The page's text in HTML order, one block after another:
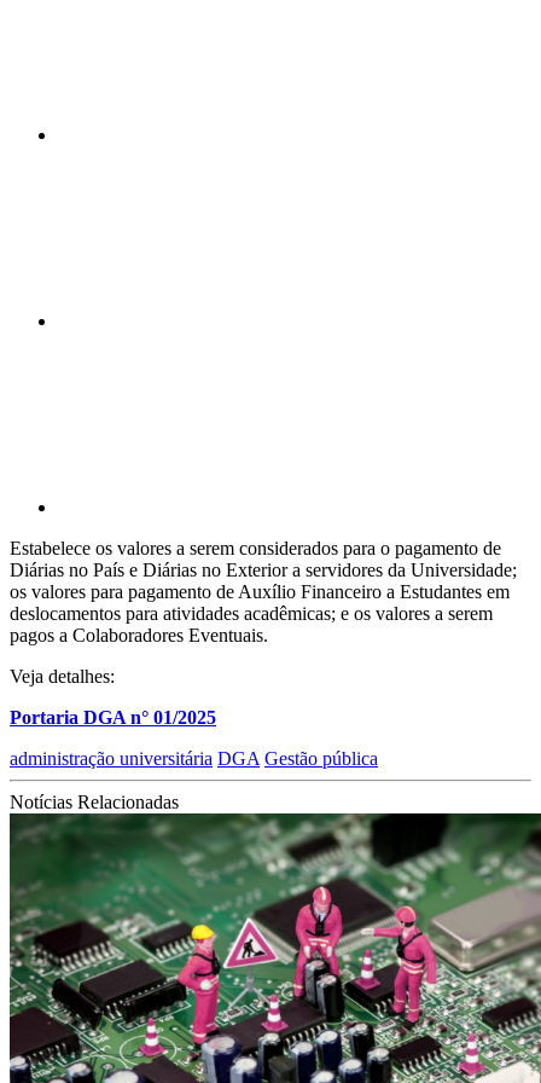
Estabelece os valores a serem considerados para o pagamento de
Diárias no País e Diárias no Exterior a servidores da Universidade;
os valores para pagamento de Auxílio Financeiro a Estudantes em
deslocamentos para atividades acadêmicas; e os valores a serem
pagos a Colaboradores Eventuais.
Veja detalhes:
Portaria DGA n° 01/2025
administração universitária DGA Gestão pública
Notícias Relacionadas